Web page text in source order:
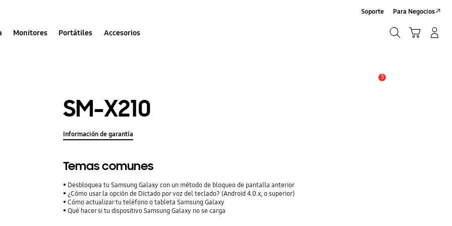
Monitores Portátiles Accesorios
Soporte Para Negocios
3
SM-X210
Información de garantía
Temas comunes
Desbloquea tu Samsung Galaxy con un método de bloqueo de pantalla anterior
¿Cómo usar la opción de Dictado por voz del teclado? (Android 4.0.x, o superior)
Cómo actualizar tu teléfono o tableta Samsung Galaxy
Qué hacer si tu dispositivo Samsung Galaxy no se carga